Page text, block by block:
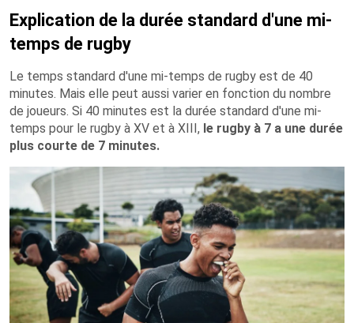
Explication de la durée standard d'une mi-
temps de rugby
Le temps standard d'une mi-temps de rugby est de 40
minutes. Mais elle peut aussi varier en fonction du nombre
de joueurs. Si 40 minutes est la durée standard d'une mi-
temps pour le rugby à XV et à XIII, le rugby à 7 a une durée
plus courte de 7 minutes.